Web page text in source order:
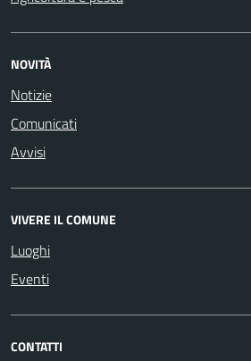
NOVITÀ
Notizie
Comunicati
Avvisi
VIVERE IL COMUNE
Luoghi
Eventi
CONTATTI